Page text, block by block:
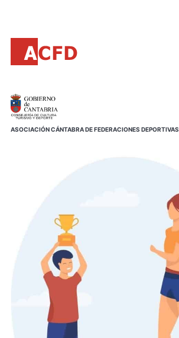
contenido
principal
ASOCIACIÓN CÁNTABRA DE FEDERACIONES DEPORTIVAS